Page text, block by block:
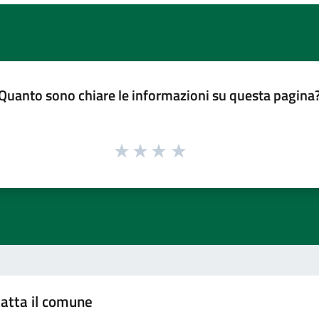
sono chiare le informazioni su questa
il comune